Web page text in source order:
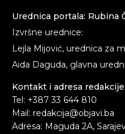
Urednica portala: Rubina
Izvršne urednice:
Lejla Mijović, urednica za
Aida Daguda, glavna
Kontakt i adresa redakcije:
Tel: +387 33 644 810
Mail: redakcija@objavi.ba
Adresa: Maguda 2A,